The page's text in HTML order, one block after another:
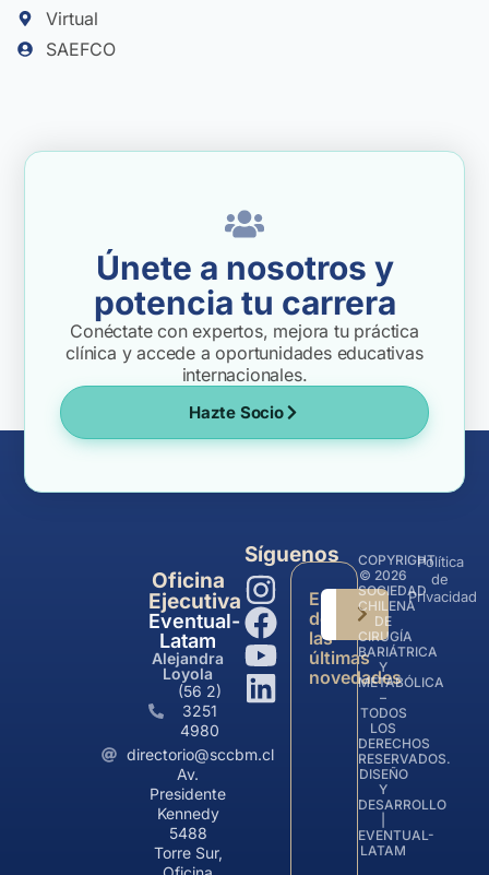
Virtual
SAEFCO
Únete a nosotros y
potencia tu carrera
Conéctate con expertos, mejora tu práctica
clínica y accede a oportunidades educativas
internacionales.
Hazte Socio
Oficina
Ejecutiva
Eventual-
Latam
Alejandra
Loyola
(56 2)
3251
4980
directorio@sccbm.cl
Av.
Presidente
Kennedy
5488
Torre Sur,
Síguenos
Entérate
de
las
últimas
novedades
COPYRIGHT
© 2026
SOCIEDAD
CHILENA
DE
CIRUGÍA
BARIÁTRICA
Y
METABÓLICA
–
TODOS
LOS
DERECHOS
RESERVADOS.
DISEÑO
Y
DESARROLLO
EVENTUAL-
LATAM
Política
de
Privacidad